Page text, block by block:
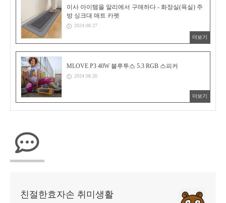
이사 아이템을 알리에서 구매하다 - 화장실(욕실) 주
방 싱크대 매트 카펫
2024.08.27
더보기
MLOVE P3 40W 블루투스 5.3 RGB 스피커
2024.08.26
더보기
친절한효자손 취미생활